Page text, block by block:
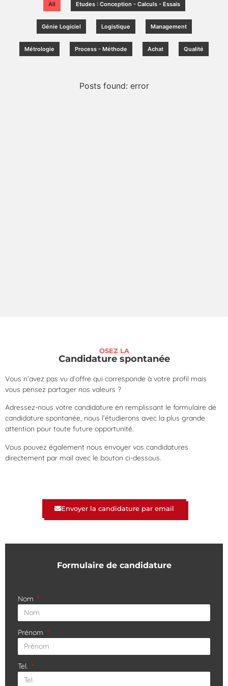
All Etudes : Conception - Calculs - Essais
Génie Logiciel Logistique Management
Métrologie Process - Méthode Achat Qualité
Posts found: error
OSEZ LA
Candidature spontanée
Vous n’avez pas vu d’offre qui corresponde à votre profil mais
vous pensez partager nos valeurs ?
Adressez-nous votre candidature en remplissant le formulaire de
candidature spontanée, nous l’étudierons avec la plus grande
attention pour toute future opportunité.
Vous pouvez également nous envoyer vos candidatures
directement par mail avec le bouton ci-dessous.
Envoyer la candidature par email
Formulaire de candidature
Nom
Prénom
Tel.